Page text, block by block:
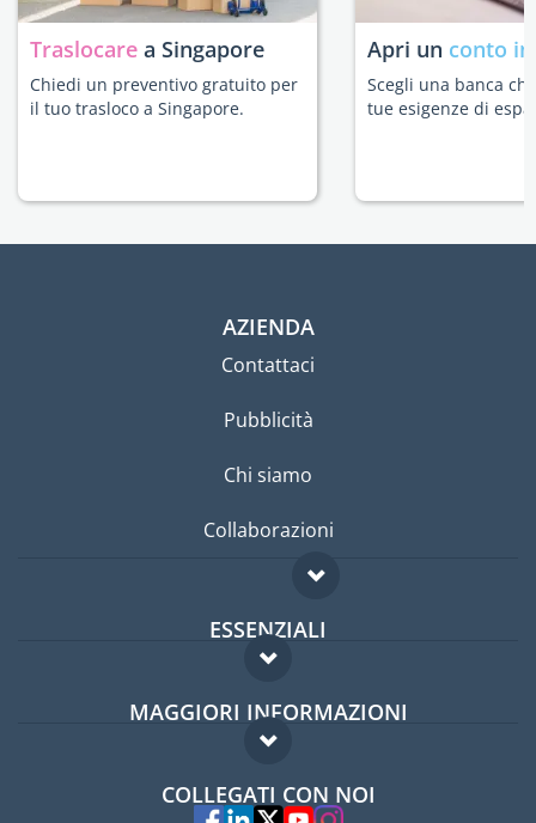
Traslocare a Singapore
Chiedi un preventivo gratuito per
il tuo trasloco a Singapore.
Apri un conto
Scegli una banca
tue esigenze di
AZIENDA
Contattaci
Pubblicità
Chi siamo
Collaborazioni
ESSENZIALI
Forum per expat
Guida per expat
MAGGIORI INFORMAZIONI
Domande frequenti
Esperti
COLLEGATI CON NOI